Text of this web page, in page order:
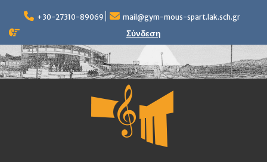
content
+30-27310-89069 mail@gym-mous-spart.lak.sch.gr
Σύνδεση